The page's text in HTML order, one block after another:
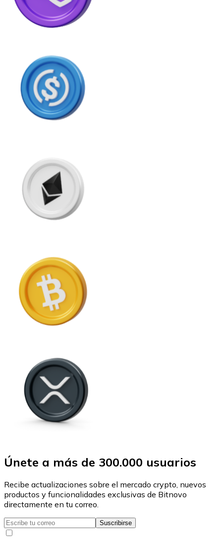
Únete a más de 300.000 usuarios
Recibe actualizaciones sobre el mercado crypto, nuevos
productos y funcionalidades exclusivas de Bitnovo
directamente en tu correo.
Suscribirse